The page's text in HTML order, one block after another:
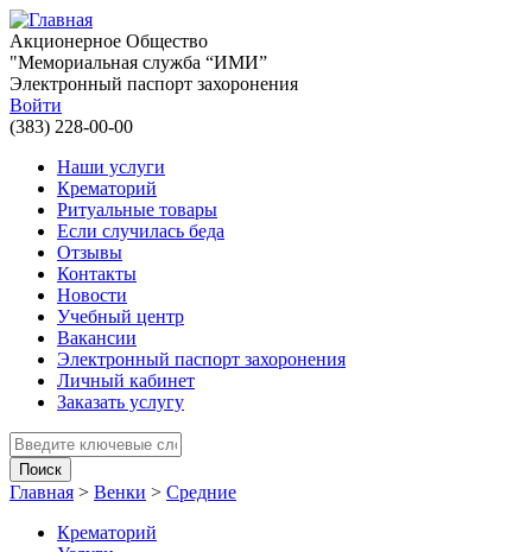
Перейти к основному содержанию
Акционерное Общество
"Мемориальная служба “ИМИ”
Электронный паспорт захоронения
Войти
(383) 228-00-00
Наши услуги
Крематорий
Ритуальные товары
Если случилась беда
Отзывы
Контакты
Новости
Учебный центр
Вакансии
Электронный паспорт захоронения
Личный кабинет
Заказать услугу
Введите ключевые слова для поиска
Вы здесь
Главная > Венки > Средние
Крематорий